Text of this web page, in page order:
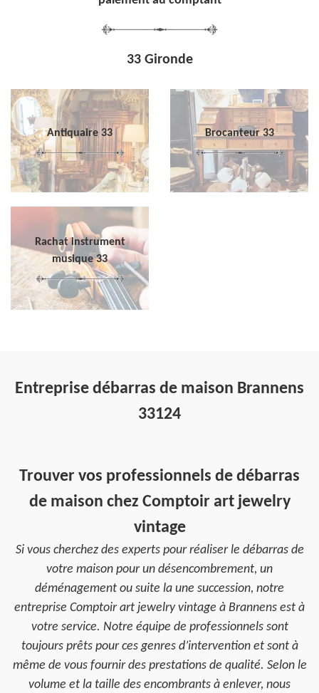
33 Gironde
Antiquaire 33 Brocanteur 33
Rachat instrument
musique 33
Entreprise débarras de maison Brannens
33124
Trouver vos professionnels de débarras
de maison chez Comptoir art jewelry
vintage
Si vous cherchez des experts pour réaliser le débarras de
votre maison pour un désencombrement, un
déménagement ou suite la une succession, notre
entreprise Comptoir art jewelry vintage à Brannens est à
votre service. Notre équipe de professionnels sont
toujours prêts pour ces genres d’intervention et sont à
même de vous fournir des prestations de qualité. Selon le
volume et la taille des encombrants à enlever, nous